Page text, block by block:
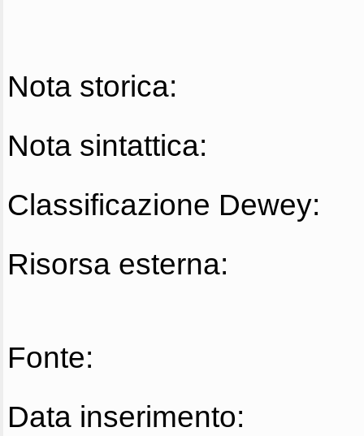
Nota storica:
Nota sintattica:
Classificazione Dewey:
Risorsa esterna:
Fonte:
Data inserimento: